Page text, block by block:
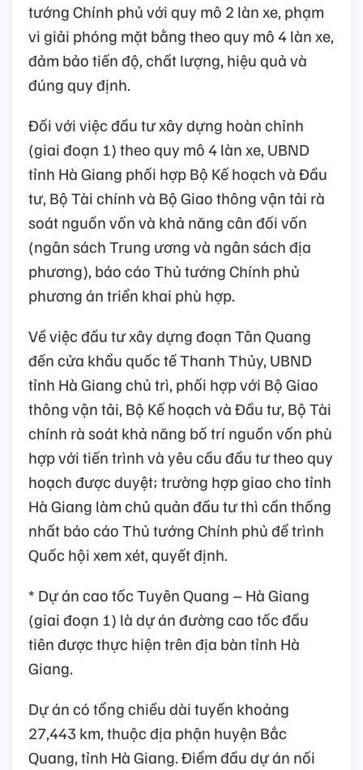
tướng Chính phủ với quy mô 2 làn xe, phạm
vi giải phóng mặt bằng theo quy mô 4 làn xe,
đảm bảo tiến độ, chất lượng, hiệu quả và
đúng quy định.
Đối với việc đầu tư xây dựng hoàn chỉnh
(giai đoạn 1) theo quy mô 4 làn xe, UBND
tỉnh Hà Giang phối hợp Bộ Kế hoạch và Đầu
tư, Bộ Tài chính và Bộ Giao thông vận tải rà
soát nguồn vốn và khả năng cân đối vốn
(ngân sách Trung ương và ngân sách địa
phương), báo cáo Thủ tướng Chính phủ
phương án triển khai phù hợp.
Về việc đầu tư xây dựng đoạn Tân Quang
đến cửa khẩu quốc tế Thanh Thủy, UBND
tỉnh Hà Giang chủ trì, phối hợp với Bộ Giao
thông vận tải, Bộ Kế hoạch và Đầu tư, Bộ Tài
chính rà soát khả năng bố trí nguồn vốn phù
hợp với tiến trình và yêu cầu đầu tư theo quy
hoạch được duyệt; trường hợp giao cho tỉnh
Hà Giang làm chủ quản đầu tư thì cần thống
nhất báo cáo Thủ tướng Chính phủ để trình
Quốc hội xem xét, quyết định.
* Dự án cao tốc Tuyên Quang – Hà Giang
(giai đoạn 1) là dự án đường cao tốc đầu
tiên được thực hiện trên địa bàn tỉnh Hà
Giang.
Dự án có tổng chiều dài tuyến khoảng
27,443 km, thuộc địa phận huyện Bắc
Quang, tỉnh Hà Giang. Điểm đầu dự án nối